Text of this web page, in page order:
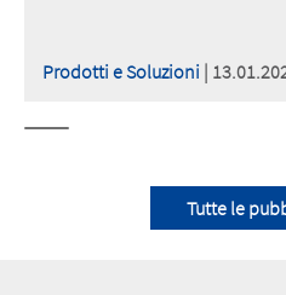
Prodotti e Soluzioni |
Tutte le